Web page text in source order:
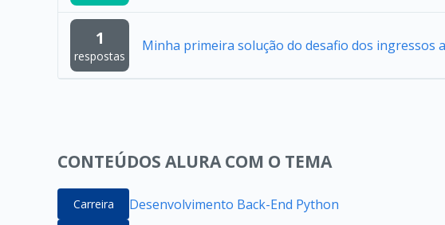
1
respostas
Minha primeira solução do desafio dos ingressos
CONTEÚDOS ALURA COM O TEMA
Carreira Desenvolvimento Back-End Python